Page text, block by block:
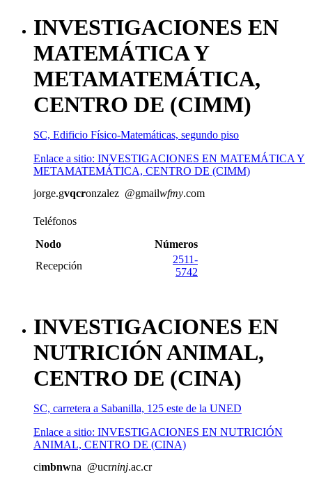
INVESTIGACIONES EN
MATEMÁTICA Y
METAMATEMÁTICA,
CENTRO DE (CIMM)
SC, Edificio Físico-Matemáticas, segundo piso
Enlace a sitio: INVESTIGACIONES EN MATEMÁTICA Y
METAMATEMÁTICA, CENTRO DE (CIMM)
jorge.gvqcronzalez @gmailwfmy.com
Teléfonos
Nodo
Números
Recepción
2511-
5742
INVESTIGACIONES EN
NUTRICIÓN ANIMAL,
CENTRO DE (CINA)
SC, carretera a Sabanilla, 125 este de la UNED
Enlace a sitio: INVESTIGACIONES EN NUTRICIÓN
ANIMAL, CENTRO DE (CINA)
cimbnwna @ucrninj.ac.cr